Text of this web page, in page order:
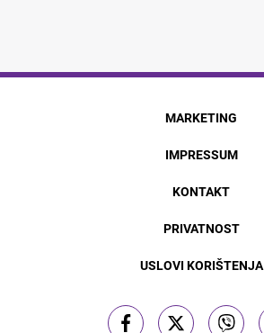
MARKETING
IMPRESSUM
KONTAKT
PRIVATNOST
USLOVI KORIŠTENJA